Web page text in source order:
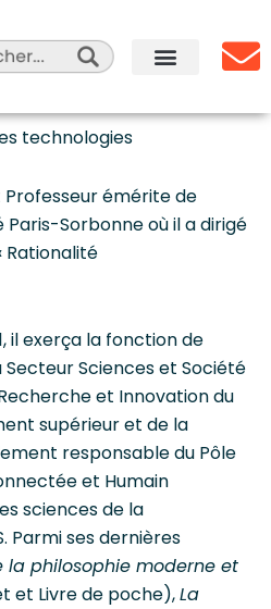
technologies
émérite de
Paris-Sorbonne où il a dirigé
Rationalité
il exerça la fonction de
Sciences et Société
et Innovation du
supérieur et de la
responsable du Pôle
et Humain
sciences de la
Parmi ses dernières
la philosophie moderne et
et Livre de poche),La